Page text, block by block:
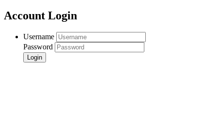
Account Login
Username
Password